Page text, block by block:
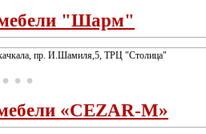
"Шарм"
пр. И.Шамиля,5, ТРЦ "Столица"
«CEZAR-M»